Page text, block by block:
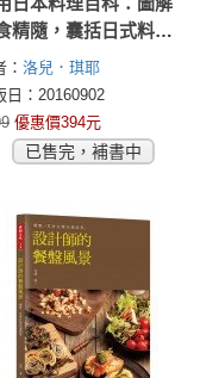
精隨，囊括日式料理
、食材、工具、 器
醬汁、烹飪技巧與150
典菜餚，只要 一本在
你也可以變達人。
： 洛兒．琪耶
日：20160902
優惠價394元
已售完，補書中